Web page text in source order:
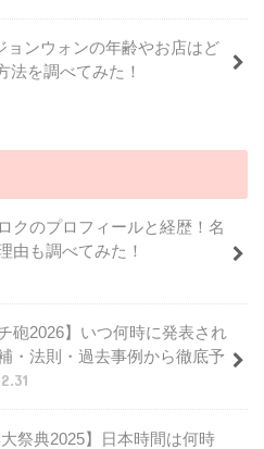
ョンウォンの年齢やお店はど
法を調べてみた！
クのプロフィールと経歴！名
由も調べてみた！
砲2026】いつ何時に発表され
・法則・過去事例から徹底予
大祭典2025】日本時間は何時